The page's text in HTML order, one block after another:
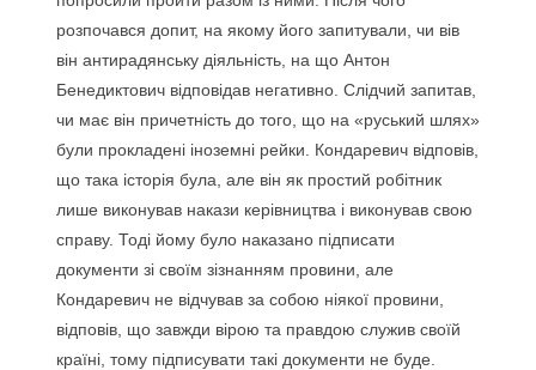
розпочався допит, на якому його запитували, чи вів
він антирадянську діяльність, на що Антон
Бенедиктович відповідав негативно. Слідчий запитав,
чи має він причетність до того, що на «руський шлях»
були прокладені іноземні рейки. Кондаревич відповів,
що така історія була, але він як простий робітник
лише виконував накази керівництва і виконував свою
справу. Тоді йому було наказано підписати
документи зі своїм зізнанням провини, але
Кондаревич не відчував за собою ніякої провини,
відповів, що завжди вірою та правдою служив своїй
країні, тому підписувати такі документи не буде.